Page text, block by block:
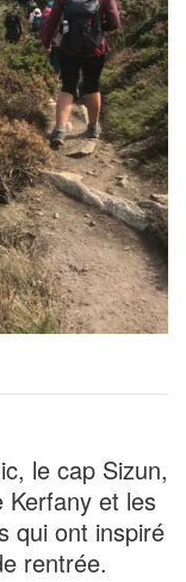
le cap Sizun,
Kerfany et les
qui ont inspiré
rentrée.